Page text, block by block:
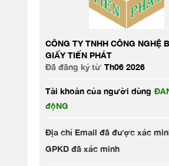
CÔNG TY TNHH CÔNG NGHỆ
GIẤY TIẾN PHÁT
Đã đăng ký từ Th06 2026
Tài khoản của người dùng
độNG
Địa chỉ Email đã được xác
GPKD đã xác minh